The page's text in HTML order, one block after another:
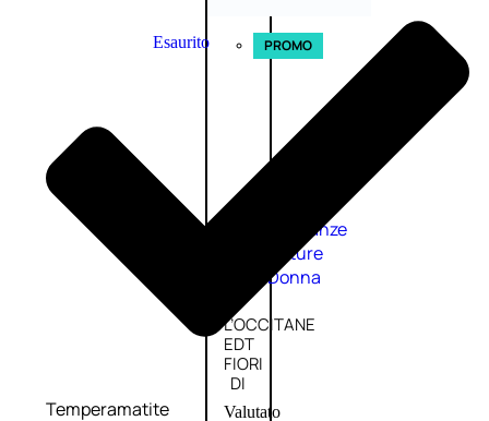
Esaurito PROMO
Fragranze
Nature
Donna
L’OCCITANE
EDT
FIORI
DI
Valutato
Temperamatite